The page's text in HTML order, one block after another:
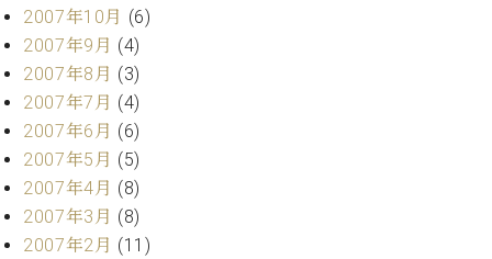
2007年10月 (6)
2007年9月 (4)
2007年8月 (3)
2007年7月 (4)
2007年6月 (6)
2007年5月 (5)
2007年4月 (8)
2007年3月 (8)
2007年2月 (11)